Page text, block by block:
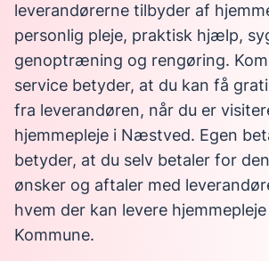
leverandørerne tilbyder af
personlig pleje, praktisk hjælp,
genoptræning og rengøring.
service betyder, at du kan få
fra leverandøren, når du er
hjemmepleje i Næstved. Egen
betyder, at du selv betaler for
ønsker og aftaler med
hvem der kan levere
Kommune.